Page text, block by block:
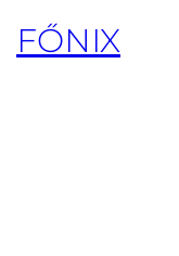
FŐNIX